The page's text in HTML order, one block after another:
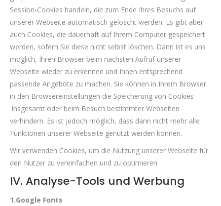
Session-Cookies handeln, die zum Ende Ihres Besuchs auf
unserer Webseite automatisch gelöscht werden. Es gibt aber
auch Cookies, die dauerhaft auf Ihrem Computer gespeichert
werden, sofern Sie diese nicht selbst löschen. Dann ist es uns
möglich, Ihren Browser beim nächsten Aufruf unserer
Webseite wieder zu erkennen und Ihnen entsprechend
passende Angebote zu machen. Sie können in Ihrem Browser
in den Browsereinstellungen die Speicherung von Cookies
insgesamt oder beim Besuch bestimmter Webseiten
verhindern. Es ist jedoch möglich, dass dann nicht mehr alle
Funktionen unserer Webseite genutzt werden können.
Wir verwenden Cookies, um die Nutzung unserer Webseite für
den Nutzer zu vereinfachen und zu optimieren.
IV. Analyse-Tools und Werbung
1.Google Fonts